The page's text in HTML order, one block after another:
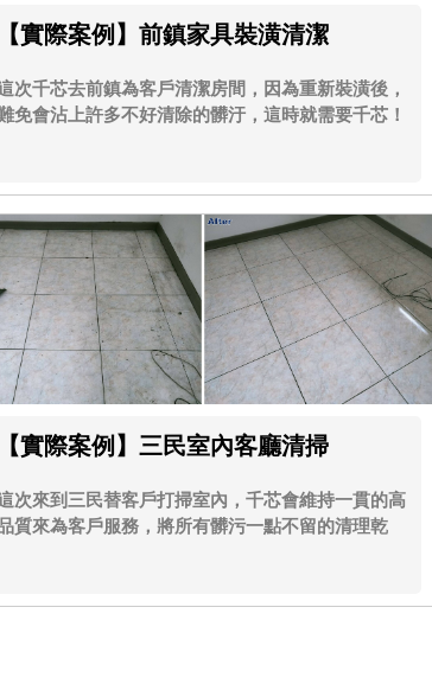
【實際案例】前鎮家具裝潢清潔
次千芯去前鎮為客戶清潔房間，因為重新裝潢後，
免會沾上許多不好清除的髒汙，這時就需要千芯！
【實際案例】三民室內客廳清掃
次來到三民替客戶打掃室內，千芯會維持一貫的高
質來為客戶服務，將所有髒污一點不留的清理乾